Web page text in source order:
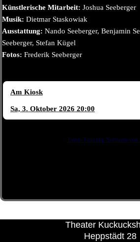
Künstlerische Mitarbeit: Joshua Seeberger
Musik: Dietmar Staskowiak
Ausstattung: Nando Seeberger, Benjamin
Seeberger, Stefan Kügel
Fotos: Frederik Seeberger
Am Kiosk
Sa, 3. Oktober 2026 20:00
Event-Ticketing-Software von
Theater
Heppstädt 28